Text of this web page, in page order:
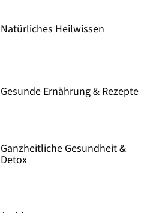
Natürliches Heilwissen
Gesunde Ernährung & Rezepte
Ganzheitliche Gesundheit &
Detox